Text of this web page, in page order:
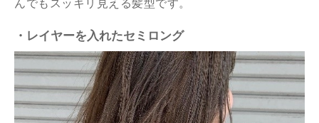
んでもスッキリ見える髪型です。
・レイヤーを入れたセミロング